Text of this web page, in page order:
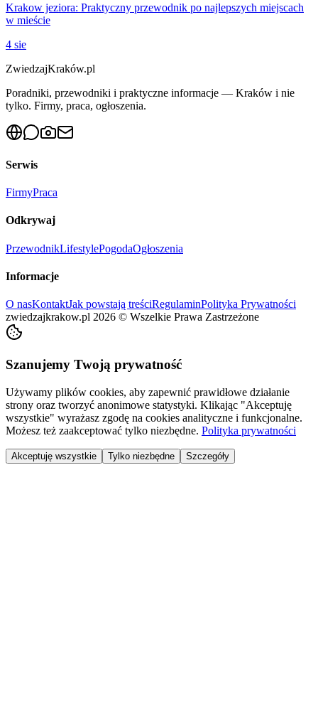
Krakow jeziora: Praktyczny przewodnik po najlepszych miejscach
w mieście
4 sie
ZwiedzajKraków.pl
Poradniki, przewodniki i praktyczne informacje — Kraków i nie
tylko. Firmy, praca, ogłoszenia.
Serwis
FirmyPraca
Odkrywaj
PrzewodnikLifestylePogodaOgłoszenia
Informacje
O nasKontaktJak powstają treściRegulaminPolityka Prywatności
zwiedzajkrakow.pl 2026 © Wszelkie Prawa Zastrzeżone
Szanujemy Twoją prywatność
Używamy plików cookies, aby zapewnić prawidłowe działanie
strony oraz tworzyć anonimowe statystyki. Klikając "Akceptuję
wszystkie" wyrażasz zgodę na cookies analityczne i funkcjonalne.
Możesz też zaakceptować tylko niezbędne. Polityka prywatności
Akceptuję wszystkie Tylko niezbędne Szczegóły